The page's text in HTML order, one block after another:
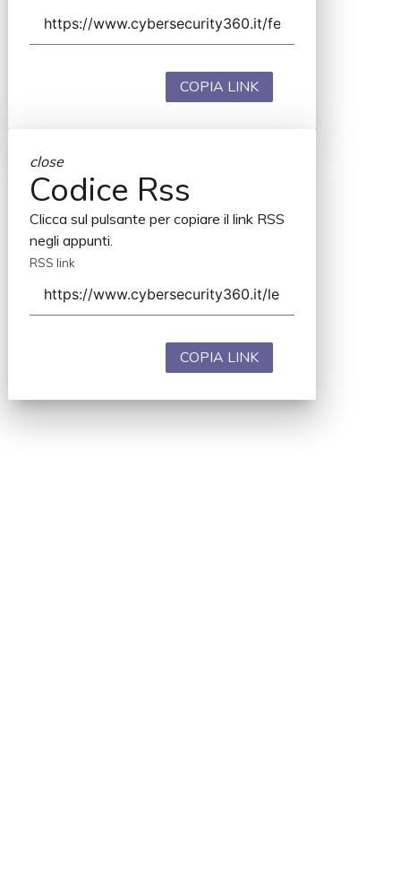
COPIA LINK
close
Codice Rss
Clicca sul pulsante per copiare il link RSS
negli appunti.
RSS link
COPIA LINK